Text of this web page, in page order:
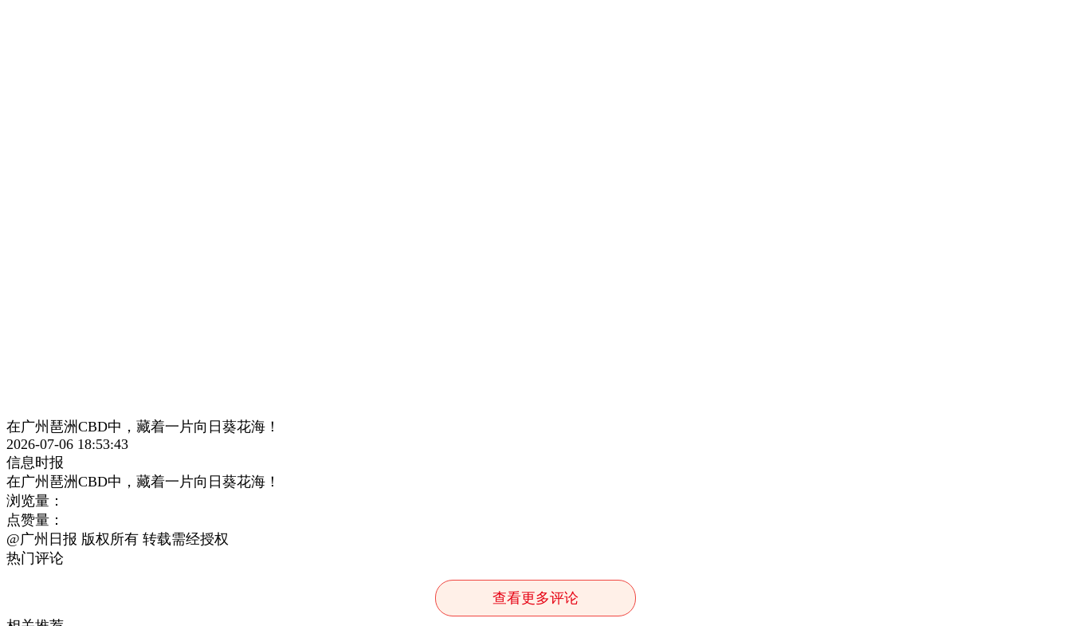
在广州琶洲CBD中，藏着一片向日葵花海！
2026-07-06 18:53:43
信息时报
在广州琶洲CBD中，藏着一片向日葵花海！
浏览量：
点赞量：
@广州日报 版权所有 转载需经授权
热门评论
查看更多评论